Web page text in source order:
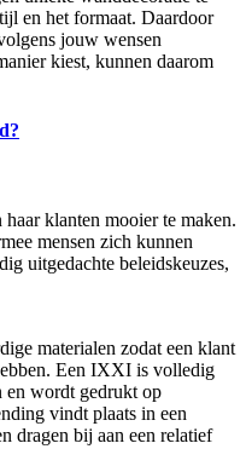
en het formaat. Daardoor
jouw wensen
kiest, kunnen daarom
klanten mooier te maken.
mensen zich kunnen
uitgedachte beleidskeuzes,
materialen zodat een klant
Een IXXI is volledig
en wordt gedrukt op
vindt plaats in een
dragen bij aan een relatief